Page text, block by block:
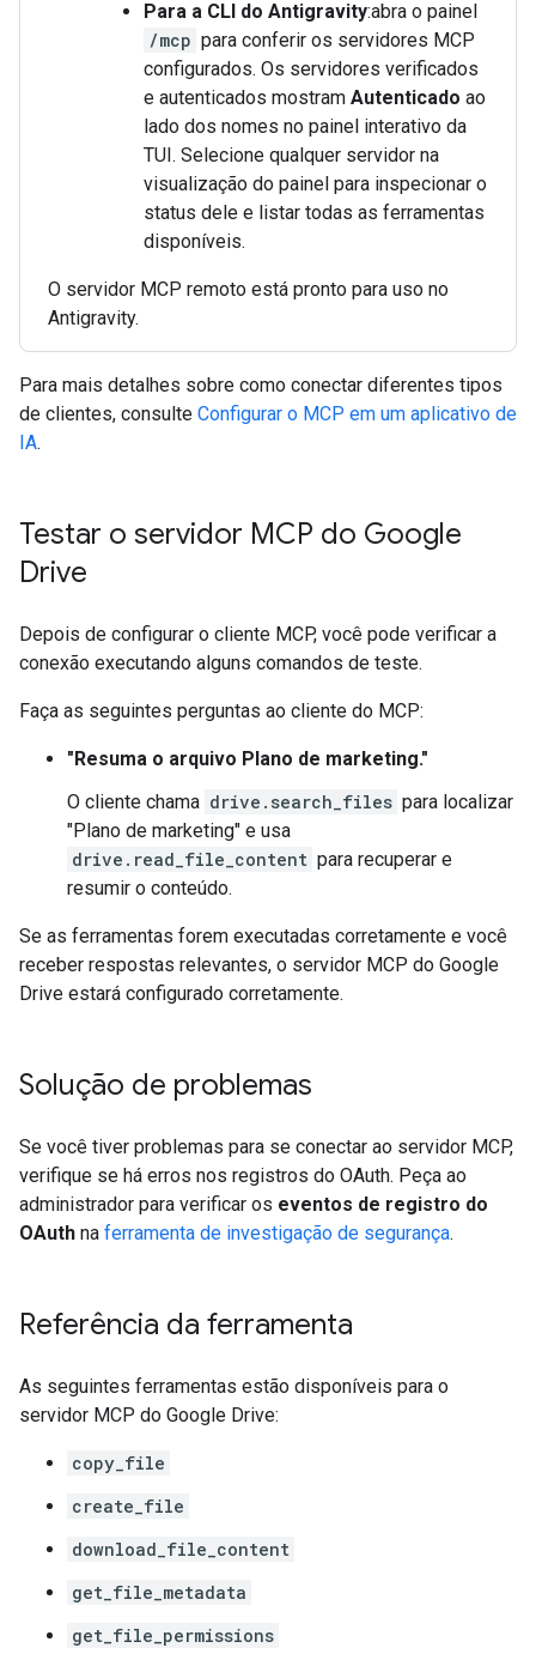
Para a CLI do Antigravity:abra o painel
/mcp para conferir os servidores MCP
configurados. Os servidores verificados
e autenticados mostram Autenticado ao
lado dos nomes no painel interativo da
TUI. Selecione qualquer servidor na
visualização do painel para inspecionar o
status dele e listar todas as ferramentas
disponíveis.
O servidor MCP remoto está pronto para uso no
Antigravity.
Para mais detalhes sobre como conectar diferentes tipos
de clientes, consulte Configurar o MCP em um aplicativo de
IA.
Testar o servidor MCP do Google
Drive
Depois de configurar o cliente MCP, você pode verificar a
conexão executando alguns comandos de teste.
Faça as seguintes perguntas ao cliente do MCP:
"Resuma o arquivo Plano de marketing."
O cliente chama drive.search_files para localizar
"Plano de marketing" e usa
drive.read_file_content para recuperar e
resumir o conteúdo.
Se as ferramentas forem executadas corretamente e você
receber respostas relevantes, o servidor MCP do Google
Drive estará configurado corretamente.
Solução de problemas
Se você tiver problemas para se conectar ao servidor MCP,
verifique se há erros nos registros do OAuth. Peça ao
administrador para verificar os eventos de registro do
OAuth na ferramenta de investigação de segurança.
Referência da ferramenta
As seguintes ferramentas estão disponíveis para o
servidor MCP do Google Drive:
copy_file
create_file
download_file_content
get_file_metadata
get_file_permissions